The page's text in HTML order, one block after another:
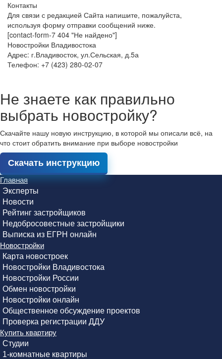
Контакты
Для связи с редакцией Сайта напишите, пожалуйста,
используя форму отправки сообщений ниже.
[contact-form-7 404 "Не найдено"]
Новостройки Владивостока
Адрес: г.Владивосток, ул.Сельская, д.5а
Телефон: +7 (423) 280-02-07
Не знаете как правильно
выбрать новостройку?
Скачайте нашу новую инструкцию, в которой мы описали всё, на
что стоит обратить внимание при выборе новостройки
Скачать инструкцию
Главная
Эксперты
Новости
Рейтинг застройщиков
Недобросовестные застройщики
Выписка из ЕГРН онлайн
Новостройки
Карта новостроек
Новостройки Владивостока
Новостройки России
Обмен новостройки
Новостройки онлайн
Общественное обсуждение проектов
Проверка регистрации ДДУ
Купить квартиру
Студии
1-комнатные квартиры